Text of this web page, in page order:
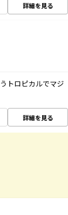
詳細を見る
トロピカルでマジ
詳細を見る